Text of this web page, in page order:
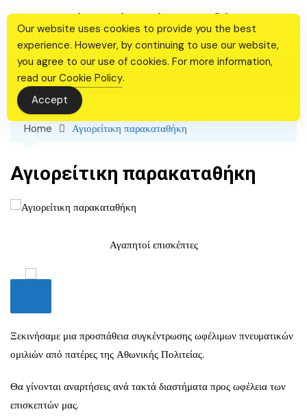
content
Ιερός Ναός Αγίας Βαρβάρας
Θεσσαλονίκης
Home Αγιορείτικη παρακαταθήκη
Αγιορείτικη παρακαταθήκη
Αγαπητοί επισκέπτες
Ξεκινήσαμε μια προσπάθεια συγκέντρωσης ωφέλιμων πνευματικών
ομιλιών από πατέρες της Αθωνικής Πολιτείας.
Θα γίνονται αναρτήσεις ανά τακτά διαστήματα προς ωφέλεια των
επισκεπτών μας.
Our website uses cookies to provide you the best
experience. However, by continuing to use our website,
you agree to our use of cookies. For more information,
read our Cookie Policy.
Accept